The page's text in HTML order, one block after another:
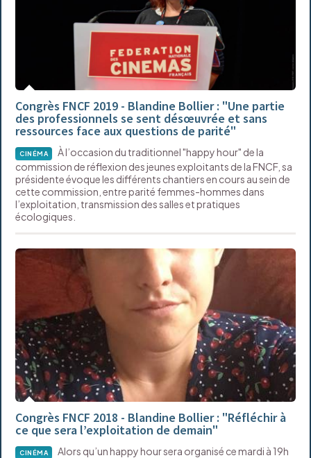
Congrès FNCF 2019 - Blandine Bollier : "Une partie
des professionnels se sent désœuvrée et sans
ressources face aux questions de parité"
CINÉMA
À l’occasion du traditionnel "happy hour" de la
commission de réflexion des jeunes exploitants de la FNCF, sa
présidente évoque les différents chantiers en cours au sein de
cette commission, entre parité femmes-hommes dans
l’exploitation, transmission des salles et pratiques
écologiques.
Congrès FNCF 2018 - Blandine Bollier : "Réfléchir à
ce que sera l’exploitation de demain"
CINÉMA
Alors qu’un happy hour sera organisé ce mardi à 19h